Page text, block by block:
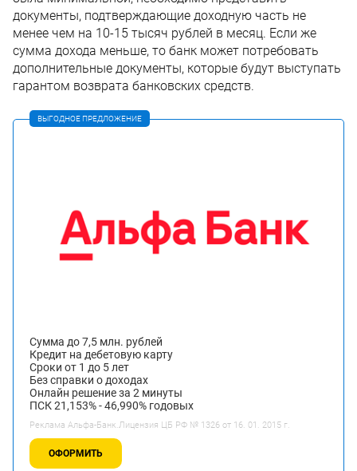
документы, подтверждающие доходную часть не
менее чем на 10-15 тысяч рублей в месяц. Если же
сумма дохода меньше, то банк может потребовать
дополнительные документы, которые будут выступать
гарантом возврата банковских средств.
ВЫГОДНОЕ ПРЕДЛОЖЕНИЕ
Сумма до 7,5 млн. рублей
Кредит на дебетовую карту
Сроки от 1 до 5 лет
Без справки о доходах
Онлайн решение за 2 минуты
ПСК 21,153% - 46,990% годовых
Реклама Альфа-Банк.Лицензия ЦБ РФ № 1326 от 16. 01. 2015 г.
ОФОРМИТЬ